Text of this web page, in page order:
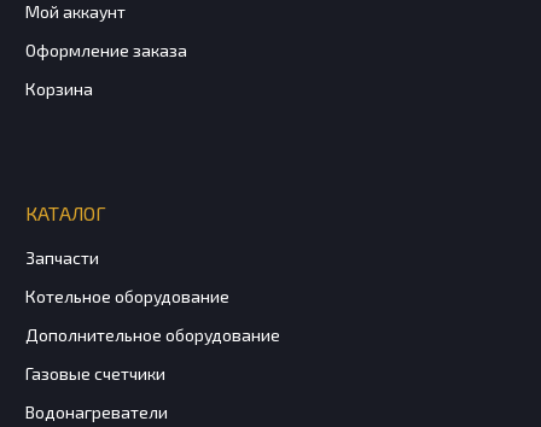
Мой аккаунт
Оформление заказа
Корзина
КАТАЛОГ
Запчасти
Котельное оборудование
Дополнительное оборудование
Газовые счетчики
Водонагреватели